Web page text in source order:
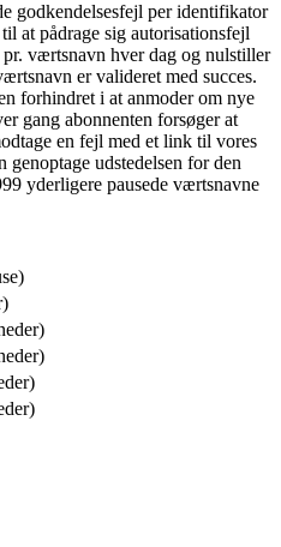
godkendelsesfejl per identifikator
at pådrage sig autorisationsfejl
værtsnavn hver dag og nulstiller
er valideret med succes.
forhindret i at anmoder om nye
gang abonnenten forsøger at
en fejl med et link til vores
udstedelsen for den
yderligere pausede værtsnavne